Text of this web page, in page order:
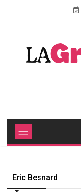
Eric Besnard